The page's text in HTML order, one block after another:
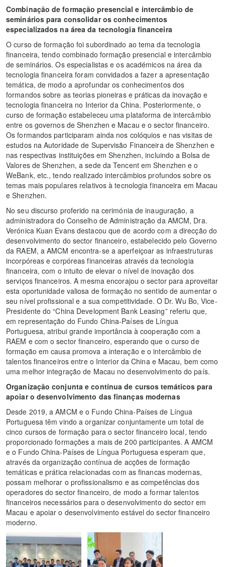
Combinação de formação presencial e intercâmbio de
seminários para consolidar os conhecimentos
especializados na área da tecnologia financeira
O curso de formação foi subordinado ao tema da tecnologia
financeira, tendo combinado formação presencial e intercâmbio
de seminários. Os especialistas e os académicos na área da
tecnologia financeira foram convidados a fazer a apresentação
temática, de modo a aprofundar os conhecimentos dos
formandos sobre as teorias pioneiras e práticas da inovação e
tecnologia financeira no Interior da China. Posteriormente, o
curso de formação estabeleceu uma plataforma de intercâmbio
entre os governos de Shenzhen e Macau e o sector financeiro.
Os formandos participaram ainda nos colóquios e nas visitas de
estudos na Autoridade de Supervisão Financeira de Shenzhen e
nas respectivas instituições em Shenzhen, incluindo a Bolsa de
Valores de Shenzhen, a sede da Tencent em Shenzhen e o
WeBank, etc., tendo realizado intercâmbios profundos sobre os
temas mais populares relativos à tecnologia financeira em Macau
e Shenzhen.
No seu discurso proferido na cerimónia de inauguração, a
administradora do Conselho de Administração da AMCM, Dra.
Verónica Kuan Evans destacou que de acordo com a direcção do
desenvolvimento do sector financeiro, estabelecido pelo Governo
da RAEM, a AMCM encontra-se a aperfeiçoar as infraestruturas
incorpóreas e corpóreas financeiras através da tecnologia
financeira, com o intuito de elevar o nível de inovação dos
serviços financeiros. A mesma encorajou o sector para aproveitar
esta oportunidade valiosa de formação no sentido de aumentar o
seu nível profissional e a sua competitividade. O Dr. Wu Bo, Vice-
Presidente do “China Development Bank Leasing” referiu que,
em representação do Fundo China-Países de Língua
Portuguesa, atribui grande importância à cooperação com a
RAEM e com o sector financeiro, esperando que o curso de
formação em causa promova a interação e o intercâmbio de
talentos financeiros entre o Interior da China e Macau, bem como
uma melhor integração de Macau no desenvolvimento do país.
Organização conjunta e contínua de cursos temáticos para
apoiar o desenvolvimento das finanças modernas
Desde 2019, a AMCM e o Fundo China-Países de Língua
Portuguesa têm vindo a organizar conjuntamente um total de
cinco cursos de formação para o sector financeiro local, tendo
proporcionado formações a mais de 200 participantes. A AMCM
e o Fundo China-Países de Língua Portuguesa esperam que,
através da organização contínua de acções de formação
temáticas e prática relacionadas com as financas modernas,
possam melhorar o profissionalismo e as competências dos
operadores do sector financeiro, de modo a formar talentos
financeiros necessários para o desenvolvimento do sector em
Macau e apoiar o desenvolvimento estável do sector financeiro
moderno.